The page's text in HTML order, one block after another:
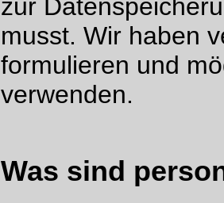
zur
musst. Wir haben
formulieren und